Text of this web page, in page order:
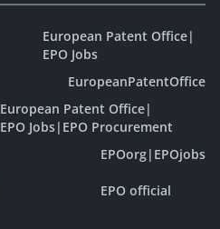
European Patent Office|
EPO Jobs
EuropeanPatentOffice
European Patent Office|
EPO Jobs| EPO Procurement
EPOorg| EPOjobs
EPO official